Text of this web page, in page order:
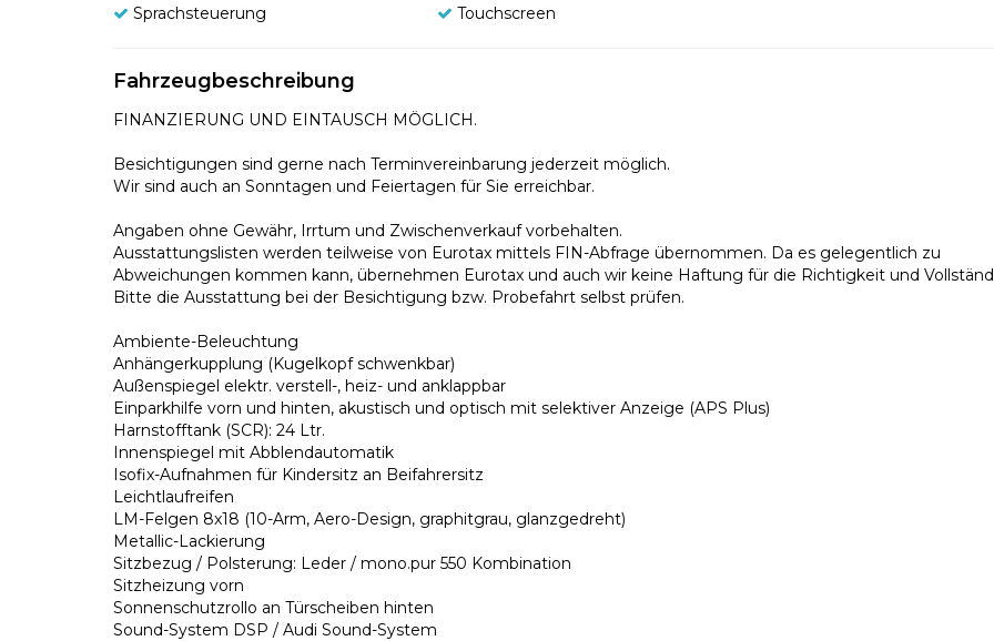
Sprachsteuerung
Touchscreen
Fahrzeugbeschreibung
FINANZIERUNG UND EINTAUSCH MÖGLICH.
Besichtigungen sind gerne nach Terminvereinbarung jederzeit möglich.
Wir sind auch an Sonntagen und Feiertagen für Sie erreichbar.
Angaben ohne Gewähr, Irrtum und Zwischenverkauf vorbehalten.
Ausstattungslisten werden teilweise von Eurotax mittels FIN-Abfrage übernommen. Da es gelegentlich zu
Abweichungen kommen kann, übernehmen Eurotax und auch wir keine Haftung für die Richtigkeit und
Bitte die Ausstattung bei der Besichtigung bzw. Probefahrt selbst prüfen.
Ambiente-Beleuchtung
Anhängerkupplung (Kugelkopf schwenkbar)
Außenspiegel elektr. verstell-, heiz- und anklappbar
Einparkhilfe vorn und hinten, akustisch und optisch mit selektiver Anzeige (APS Plus)
Harnstofftank (SCR): 24 Ltr.
Innenspiegel mit Abblendautomatik
Isofix-Aufnahmen für Kindersitz an Beifahrersitz
Leichtlaufreifen
LM-Felgen 8x18 (10-Arm, Aero-Design, graphitgrau, glanzgedreht)
Metallic-Lackierung
Sitzbezug / Polsterung: Leder / mono.pur 550 Kombination
Sitzheizung vorn
Sonnenschutzrollo an Türscheiben hinten
Sound-System DSP / Audi Sound-System